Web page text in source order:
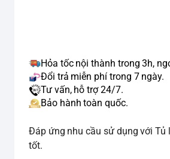
Hỏa tốc nội thành trong 3h,
Đổi trả miễn phí trong 7 ngày.
Tư vấn, hỗ trợ 24/7.
Bảo hành toàn quốc.
Đáp ứng nhu cầu sử dụng với Tủ
tốt.